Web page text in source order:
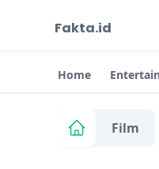
Fakta.id
Home
Film